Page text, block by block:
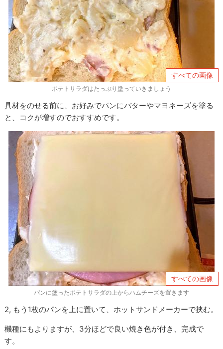
すべての画像
ポテトサラダはたっぷり塗っていきましょう
具材をのせる前に、お好みでパンにバターやマヨネーズを塗る
と、コクが増すのでおすすめです。
すべての画像
パンに塗ったポテトサラダの上からハムチーズを置きます
2, もう1枚のパンを上に置いて、ホットサンドメーカーで挟む。
機種にもよりますが、3分ほどで良い焼き色が付き、完成で
す。